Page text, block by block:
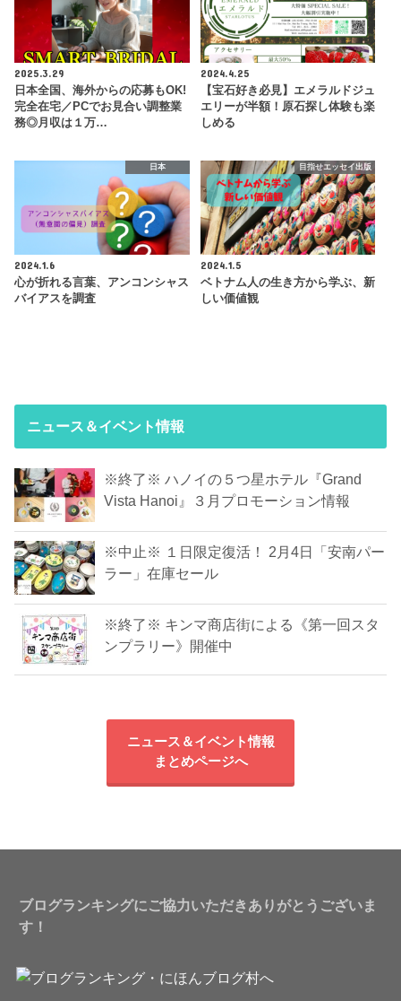
2025.3.29
日本全国、海外からの応募もOK!
完全在宅／PCでお見合い調整業
務◎月収は１万…
2024.4.25
【宝石好き必見】エメラルドジュ
エリーが半額！原石探し体験も楽
しめる
日本
2024.1.6
心が折れる言葉、アンコンシャス
バイアスを調査
目指せエッセイ出版
2024.1.5
ベトナム人の生き方から学ぶ、新
しい価値観
ニュース＆イベント情報
※終了※ ハノイの５つ星ホテル『Grand
Vista Hanoi』３月プロモーション情報
※中止※ １日限定復活！ 2月4日「安南パー
ラー」在庫セール
※終了※ キンマ商店街による《第一回スタ
ンプラリー》開催中
ニュース＆イベント情報
まとめページへ
ブログランキングにご協力いただきありがとうございま
す！